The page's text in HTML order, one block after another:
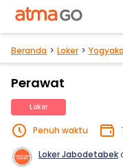
Beranda Loker
Perawat
Loker
Penuh waktu
Loker Jabodetabek